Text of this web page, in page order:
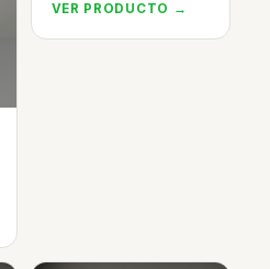
VER PRODUCTO →